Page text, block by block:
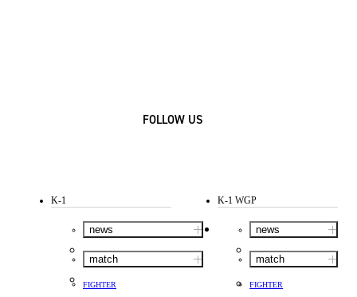
FOLLOW US
K-1
news
match
FIGHTER
K-1 WGP
news
match
FIGHTER